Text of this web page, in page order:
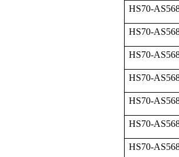
HS70-
HS70-
HS70-
HS70-
HS70-
HS70-
HS70-